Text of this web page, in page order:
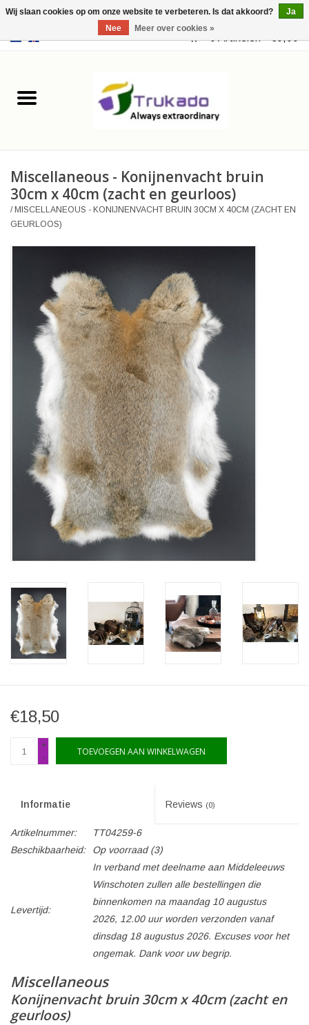
USD 0 Artikelen - €0,00
Leer
Merchandise
Retro Vintage
Veronese Design
Giftware & Lifestyle &
Collectables
Bezoek ons
Nieuw
Aanbiedingen
Miscellaneous - Konijnenvacht bruin
30cm x 40cm (zacht en geurloos)
/MISCELLANEOUS - KONIJNENVACHT BRUIN 30CM X 40CM (ZACHT EN
GEURLOOS)
€18,50
+
-
TOEVOEGEN AAN WINKELWAGEN
Informatie Reviews (0)
Artikelnummer:
TT04259-6
Beschikbaarheid:
Op voorraad(3)
Levertijd:
In verband met deelname aan Middeleeuws
Winschoten zullen alle bestellingen die
binnenkomen na maandag 10 augustus
2026, 12.00 uur worden verzonden vanaf
dinsdag 18 augustus 2026. Excuses voor het
ongemak. Dank voor uw begrip.
Miscellaneous
Konijnenvacht bruin 30cm x 40cm (zacht en
geurloos)
Wij slaan cookies op om onze website te verbeteren. Is dat akkoord?
Ja
Nee
Meer over cookies »